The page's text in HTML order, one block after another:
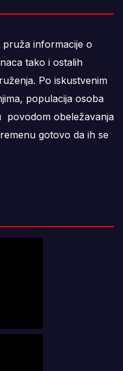
pruža informacije o
tako i ostalih
Po iskustvenim
populacija osoba
povodom obeležavanja
gotovo da ih se